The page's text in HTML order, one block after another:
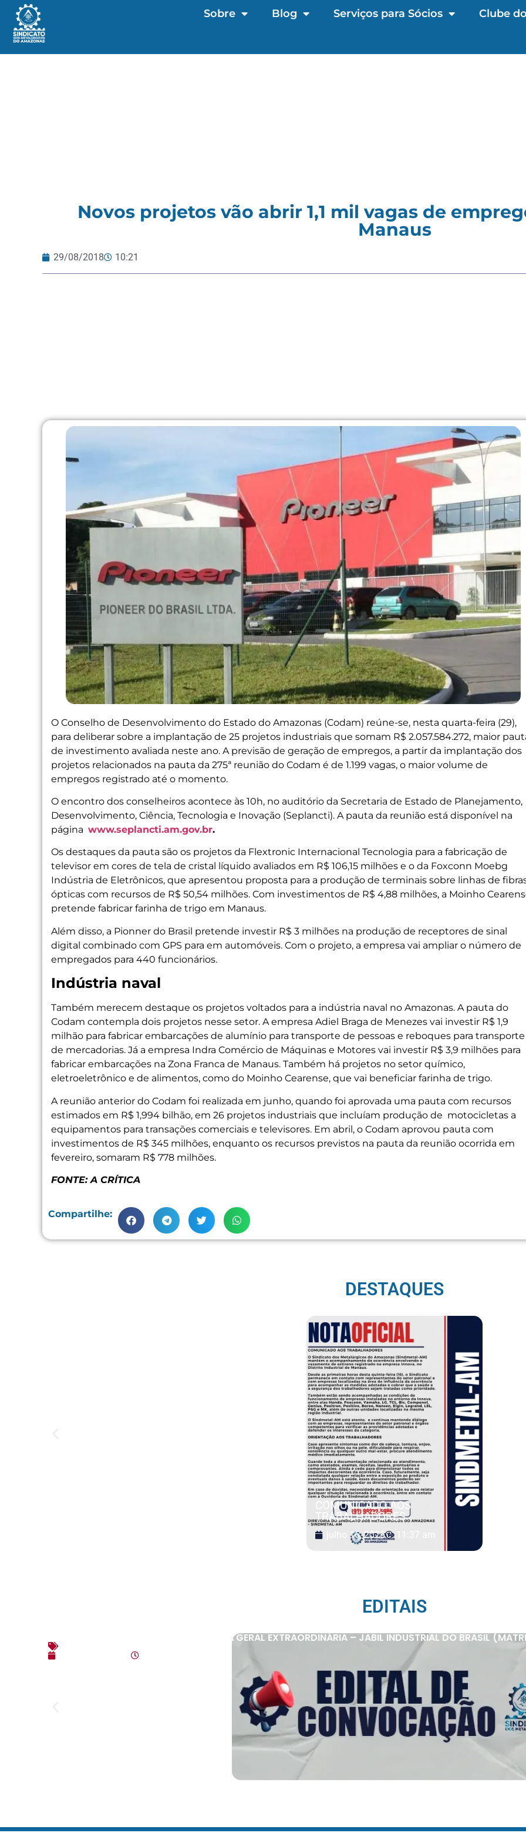
Sobre Blog Serviços para Sócios Clube
Novos projetos vão abrir 1,1 mil vagas de
Manaus
29/08/2018 10:21
O Conselho de Desenvolvimento do Estado do Amazonas (Codam) reúne-se, nesta quarta-feira (29),
para deliberar sobre a implantação de 25 projetos industriais que somam R$ 2.057.584.272, maior
de investimento avaliada neste ano. A previsão de geração de empregos, a partir da implantação dos
projetos relacionados na pauta da 275ª reunião do Codam é de 1.199 vagas, o maior volume de
empregos registrado até o momento.
O encontro dos conselheiros acontece às 10h, no auditório da Secretaria de Estado de Planejamento,
Desenvolvimento, Ciência, Tecnologia e Inovação (Seplancti). A pauta da reunião está disponível na
página www.seplancti.am.gov.br.
Os destaques da pauta são os projetos da Flextronic Internacional Tecnologia para a fabricação de
televisor em cores de tela de cristal líquido avaliados em R$ 106,15 milhões e o da Foxconn Moebg
Indústria de Eletrônicos, que apresentou proposta para a produção de terminais sobre linhas de
ópticas com recursos de R$ 50,54 milhões. Com investimentos de R$ 4,88 milhões, a Moinho
pretende fabricar farinha de trigo em Manaus.
Além disso, a Pionner do Brasil pretende investir R$ 3 milhões na produção de receptores de sinal
digital combinado com GPS para em automóveis. Com o projeto, a empresa vai ampliar o número de
empregados para 440 funcionários.
Indústria naval
Também merecem destaque os projetos voltados para a indústria naval no Amazonas. A pauta do
Codam contempla dois projetos nesse setor. A empresa Adiel Braga de Menezes vai investir R$ 1,9
milhão para fabricar embarcações de alumínio para transporte de pessoas e reboques para transporte
de mercadorias. Já a empresa Indra Comércio de Máquinas e Motores vai investir R$ 3,9 milhões para
fabricar embarcações na Zona Franca de Manaus. Também há projetos no setor químico,
eletroeletrônico e de alimentos, como do Moinho Cearense, que vai beneficiar farinha de trigo.
A reunião anterior do Codam foi realizada em junho, quando foi aprovada uma pauta com recursos
estimados em R$ 1,994 bilhão, em 26 projetos industriais que incluíam produção de motocicletas a
equipamentos para transações comerciais e televisores. Em abril, o Codam aprovou pauta com
investimentos de R$ 345 milhões, enquanto os recursos previstos na pauta da reunião ocorrida em
fevereiro, somaram R$ 778 milhões.
FONTE: A CRÍTICA
Compartilhe:
DESTAQUES
COMUNICADO AOS
TRABALHADORES
julho 16, 2026
EDITAIS
EDITAL DE CONVOCAÇÃO – ASSEMBLEIA GERAL EXTRAORDINÁRIA – JABIL INDUSTRIAL DO BRASIL